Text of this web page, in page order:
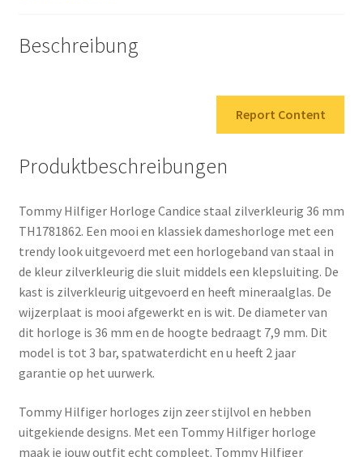
Beschreibung
Report Content
Produktbeschreibungen
Tommy Hilfiger Horloge Candice staal zilverkleurig 36 mm
TH1781862. Een mooi en klassiek dameshorloge met een
trendy look uitgevoerd met een horlogeband van staal in
de kleur zilverkleurig die sluit middels een klepsluiting. De
kast is zilverkleurig uitgevoerd en heeft mineraalglas. De
wijzerplaat is mooi afgewerkt en is wit. De diameter van
dit horloge is 36 mm en de hoogte bedraagt 7,9 mm. Dit
model is tot 3 bar, spatwaterdicht en u heeft 2 jaar
garantie op het uurwerk.
Tommy Hilfiger horloges zijn zeer stijlvol en hebben
uitgekiende designs. Met een Tommy Hilfiger horloge
maak je jouw outfit echt compleet. Tommy Hilfiger